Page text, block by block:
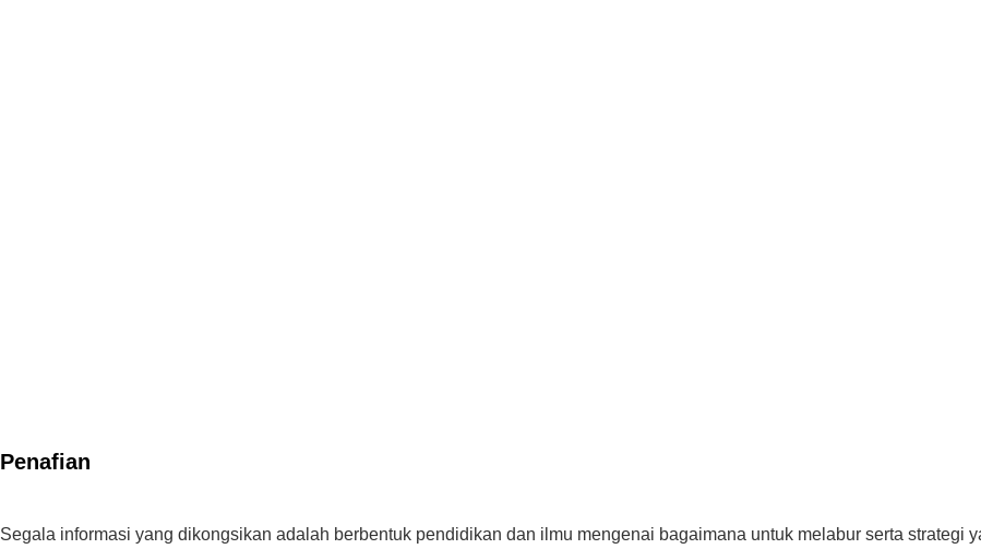
Penafian
Segala informasi yang dikongsikan adalah berbentuk pendidikan dan ilmu mengenai bagaimana untuk melabur serta strategi